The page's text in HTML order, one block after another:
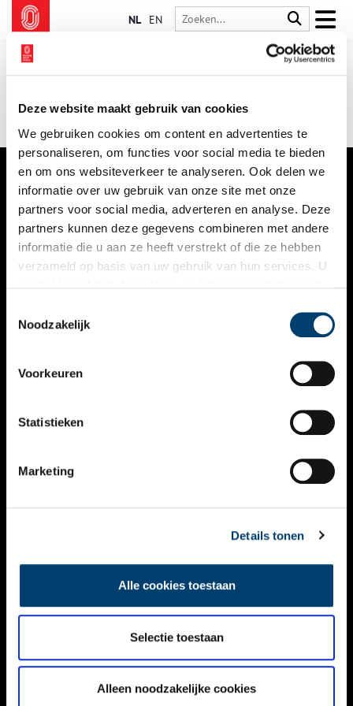
Deze website maakt gebruik van cookies
We gebruiken cookies om content en advertenties te
personaliseren, om functies voor social media te bieden
en om ons websiteverkeer te analyseren. Ook delen we
informatie over uw gebruik van onze site met onze
partners voor social media, adverteren en analyse. Deze
partners kunnen deze gegevens combineren met andere
informatie die u aan ze heeft verstrekt of die ze hebben
verzameld op basis van uw gebruik van hun services. U
Noodzakelijk
Voorkeuren
Statistieken
Marketing
Details tonen
Alle cookies toestaan
Selectie toestaan
Alleen noodzakelijke cookies
NL EN
VERHALEN
NIEUWS
KALENDER
ACTIVITEITEN
NIEUWSBRIEF
DISCLAIMER
TOEGANKELIJKHEID
Volg ONH op social media